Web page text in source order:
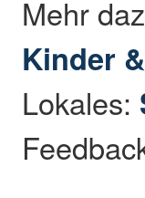
Mehr
Kinder
Lokales: